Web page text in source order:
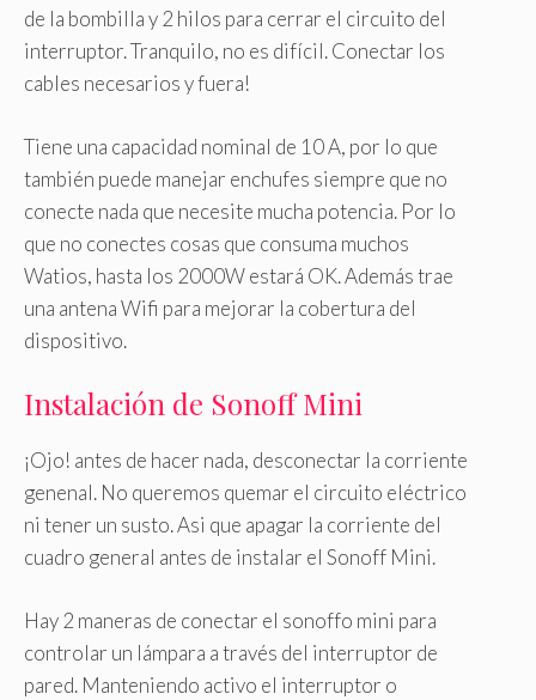
de la bombilla y 2 hilos para cerrar el circuito del
interruptor. Tranquilo, no es difícil. Conectar los
cables necesarios y fuera!
Tiene una capacidad nominal de 10 A, por lo que
también puede manejar enchufes siempre que no
conecte nada que necesite mucha potencia. Por lo
que no conectes cosas que consuma muchos
Watios, hasta los 2000W estará OK. Además trae
una antena Wifi para mejorar la cobertura del
dispositivo.
Instalación de Sonoff Mini
¡Ojo! antes de hacer nada, desconectar la corriente
genenal. No queremos quemar el circuito eléctrico
ni tener un susto. Asi que apagar la corriente del
cuadro general antes de instalar el Sonoff Mini.
Hay 2 maneras de conectar el sonoffo mini para
controlar un lámpara a través del interruptor de
pared. Manteniendo activo el interruptor o